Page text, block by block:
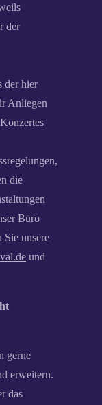
der
der hier
Anliegen
die
Büro
Sie unsere
und
gerne
erweitern.
das